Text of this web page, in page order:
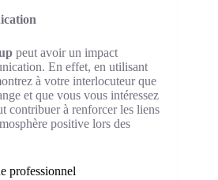
peut avoir un impact
En effet, en utilisant
à votre interlocuteur que
et que vous vous intéressez
contribuer à renforcer les liens
positive lors des
professionnel